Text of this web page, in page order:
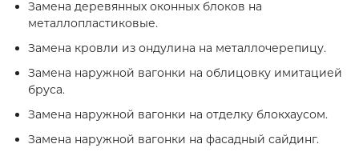
Замена деревянных оконных блоков на
металлопластиковые.
Замена кровли из ондулина на металлочерепицу.
Замена наружной вагонки на облицовку имитацией
бруса.
Замена наружной вагонки на отделку блокхаусом.
Замена наружной вагонки на фасадный сайдинг.